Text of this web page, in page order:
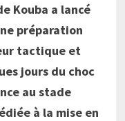
Kouba a lancé
préparation
tactique et
jours du choc
au stade
à la mise en